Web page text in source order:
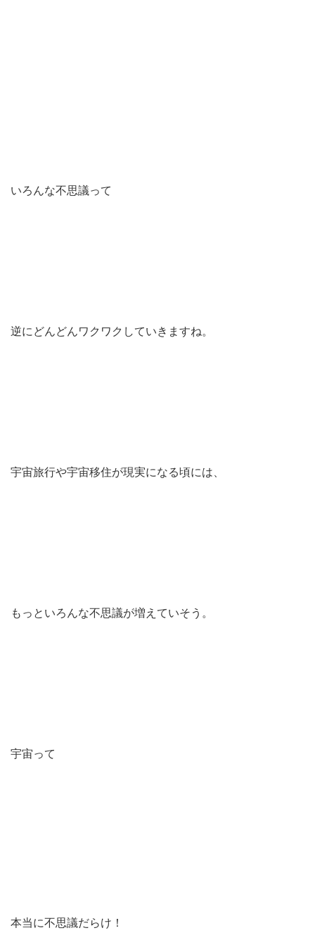
いろんな不思議って
逆にどんどんワクワクしていきますね。
宇宙旅行や宇宙移住が現実になる頃には、
もっといろんな不思議が増えていそう。
宇宙って
本当に不思議だらけ！